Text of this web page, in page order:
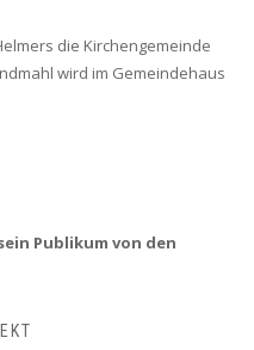
die Kirchengemeinde
wird im Gemeindehaus
Publikum von den